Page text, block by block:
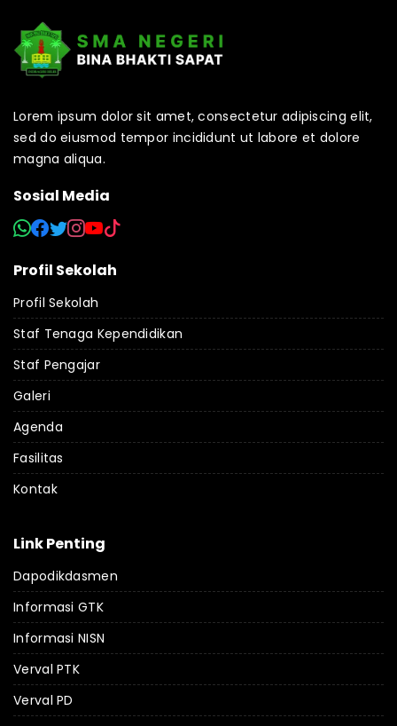
Lorem ipsum dolor sit amet, consectetur adipiscing elit,
sed do eiusmod tempor incididunt ut labore et dolore
magna aliqua.
Sosial Media
Profil Sekolah
Profil Sekolah
Staf Tenaga Kependidikan
Staf Pengajar
Galeri
Agenda
Fasilitas
Kontak
Link Penting
Dapodikdasmen
Informasi GTK
Informasi NISN
Verval PTK
Verval PD